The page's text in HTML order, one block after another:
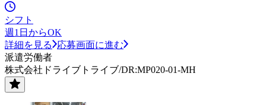
シフト
週1日からOK
詳細を見る
応募画面に進む
派遣労働者
株式会社ドライブトライブ/DR:MP020-01-MH